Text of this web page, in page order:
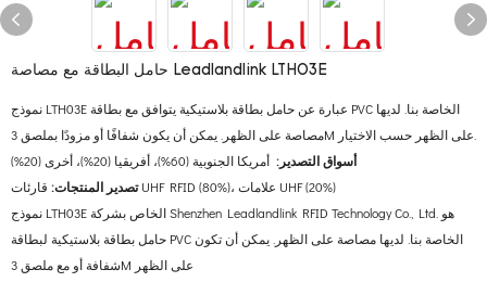
حامل البطاقة مع مصاصة Leadlandlink LTH03E
نموذج LTH03E عبارة عن حامل بطاقة بلاستيكية يتوافق مع بطاقة PVC الخاصة بنا. لديها
أسواق التصدير: أمريكا الجنوبية (60%)، أفريقيا (20%)، أخرى (20%)
تصدير المنتجات:
قارئات UHF RFID (80%)، علامات UHF (20%)
نموذج LTH03E الخاص بشركة Shenzhen Leadlandlink RFID Technology Co., Ltd. هو
حامل بطاقة بلاستيكية لبطاقة PVC الخاصة بنا. لديها مصاصة على الظهر. يمكن أن تكون